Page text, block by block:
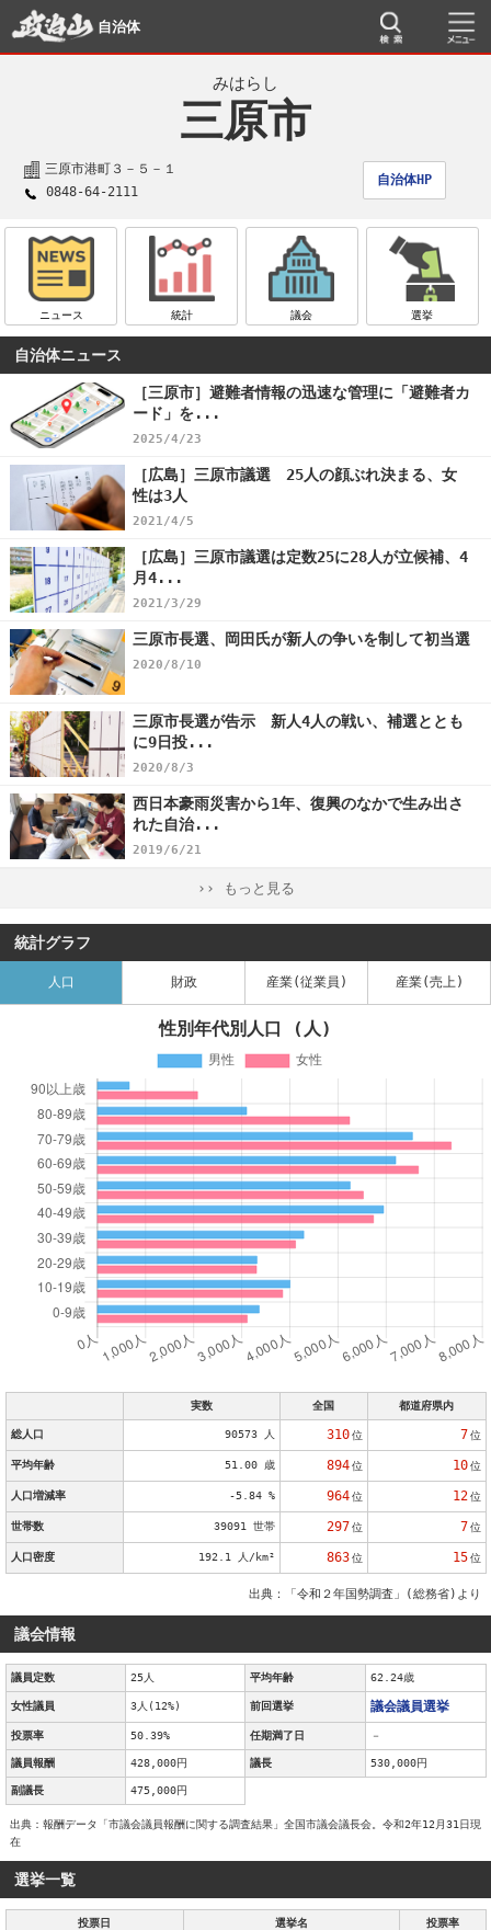
自治体
みはらし
三原市
三原市港町３－５－１
自治体HP
0848-64-2111
ニュース 統計 議会 選挙
自治体ニュース
［三原市］避難者情報の迅速な管理に「避難者カ
ード」を...
2025/4/23
［広島］三原市議選 25人の顔ぶれ決まる、女
性は3人
2021/4/5
［広島］三原市議選は定数25に28人が立候補、4
月4...
2021/3/29
三原市長選、岡田氏が新人の争いを制して初当選
2020/8/10
三原市長選が告示 新人4人の戦い、補選ととも
に9日投...
2020/8/3
西日本豪雨災害から1年、復興のなかで生み出さ
れた自治...
2019/6/21
›› もっと見る
統計グラフ
人口 財政 産業(従業員) 産業(売上)
性別年代別人口 (人)
実数 全国 都道府県内
総人口 90573 人 310 位 7 位
平均年齢 51.00 歳 894 位 10 位
人口増減率 -5.84 % 964 位 12 位
世帯数 39091 世帯 297 位 7 位
人口密度 192.1 人/km² 863 位 15 位
出典：「令和２年国勢調査」(総務省)より
議会情報
議員定数 25人 平均年齢 62.24歳
女性議員 3人(12%) 前回選挙 議会議員選挙
投票率 50.39% 任期満了日 －
議員報酬 428,000円 議長 530,000円
副議長 475,000円
出典：報酬データ「市議会議員報酬に関する調査結果」全国市議会議長会。令和2年12月31日現
在
選挙一覧
投票日 選挙名 投票率